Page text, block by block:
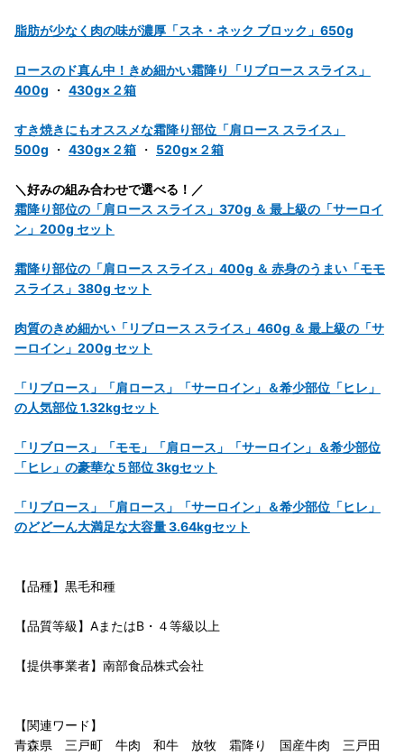
脂肪が少なく肉の味が濃厚「スネ・ネック ブロック」650g
ロースのド真ん中！きめ細かい霜降り「リブロース スライス」
400g ・ 430g×２箱
すき焼きにもオススメな霜降り部位「肩ロース スライス」
500g ・ 430g×２箱 ・ 520g×２箱
＼好みの組み合わせで選べる！／
霜降り部位の「肩ロース スライス」370g ＆ 最上級の「サーロイ
ン」200g セット
霜降り部位の「肩ロース スライス」400g ＆ 赤身のうまい「モモ
スライス」380g セット
肉質のきめ細かい「リブロース スライス」460g ＆ 最上級の「サ
ーロイン」200g セット
「リブロース」「肩ロース」「サーロイン」＆希少部位「ヒレ」
の人気部位 1.32kgセット
「リブロース」「モモ」「肩ロース」「サーロイン」＆希少部位
「ヒレ」の豪華な５部位 3kgセット
「リブロース」「肩ロース」「サーロイン」＆希少部位「ヒレ」
のどどーん大満足な大容量 3.64kgセット
【品種】黒毛和種
【品質等級】AまたはB・４等級以上
【提供事業者】南部食品株式会社
【関連ワード】
青森県 三戸町 牛肉 和牛 放牧 霜降り 国産牛肉 三戸田